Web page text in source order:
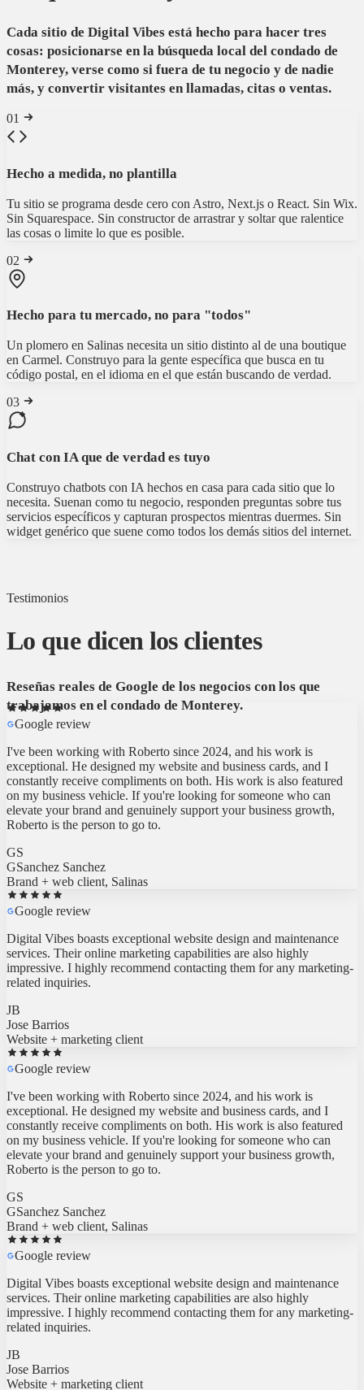
Cada sitio de Digital Vibes está hecho para hacer tres
cosas: posicionarse en la búsqueda local del condado de
Monterey, verse como si fuera de tu negocio y de nadie
más, y convertir visitantes en llamadas, citas o ventas.
01
Hecho a medida, no plantilla
Tu sitio se programa desde cero con Astro, Next.js o React. Sin Wix.
Sin Squarespace. Sin constructor de arrastrar y soltar que ralentice
las cosas o limite lo que es posible.
02
Hecho para tu mercado, no para "todos"
Un plomero en Salinas necesita un sitio distinto al de una boutique
en Carmel. Construyo para la gente específica que busca en tu
código postal, en el idioma en el que están buscando de verdad.
03
Chat con IA que de verdad es tuyo
Construyo chatbots con IA hechos en casa para cada sitio que lo
necesita. Suenan como tu negocio, responden preguntas sobre tus
servicios específicos y capturan prospectos mientras duermes. Sin
widget genérico que suene como todos los demás sitios del internet.
Testimonios
Lo que dicen los clientes
Reseñas reales de Google de los negocios con los que
trabajamos en el condado de Monterey.
Google review
exceptional. He designed my website and business cards, and I
constantly receive compliments on both. His work is also featured
on my business vehicle. If you're looking for someone who can
elevate your brand and genuinely support your business growth,
Roberto is the person to go to.
GSanchez Sanchez
Brand + web client, Salinas
Google review
services. Their online marketing capabilities are also highly
impressive. I highly recommend contacting them for any marketing-
related inquiries.
Jose Barrios
Website + marketing client
Google review
exceptional. He designed my website and business cards, and I
constantly receive compliments on both. His work is also featured
on my business vehicle. If you're looking for someone who can
elevate your brand and genuinely support your business growth,
Roberto is the person to go to.
GSanchez Sanchez
Brand + web client, Salinas
Google review
services. Their online marketing capabilities are also highly
impressive. I highly recommend contacting them for any marketing-
related inquiries.
Jose Barrios
Website + marketing client